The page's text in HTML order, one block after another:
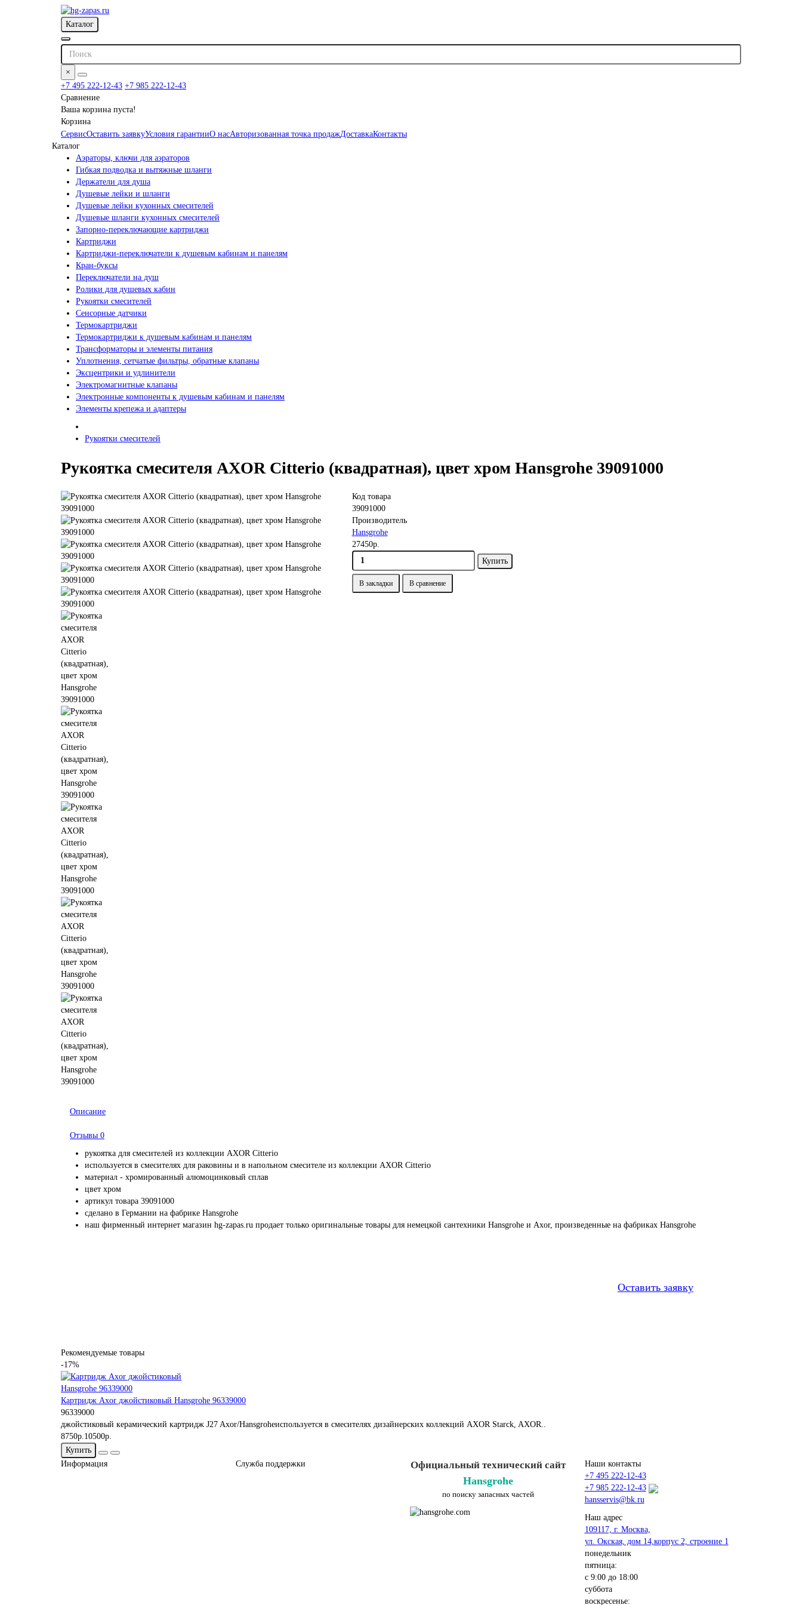
Каталог
×
+7 495 222-12-43 +7 985 222-12-43
Сравнение
Ваша корзина пуста!
Корзина
СервисОставить заявкуУсловия гарантииО насАвторизованная точка продажДоставкаКонтакты
Каталог
Аэраторы, ключи для аэраторов
Гибкая подводка и вытяжные шланги
Держатели для душа
Душевые лейки и шланги
Душевые лейки кухонных смесителей
Душевые шланги кухонных смесителей
Запорно-переключающие картриджи
Картриджи
Картриджи-переключатели к душевым кабинам и панелям
Кран-буксы
Переключатели на душ
Ролики для душевых кабин
Рукоятки смесителей
Сенсорные датчики
Термокартриджи
Термокартриджи к душевым кабинам и панелям
Трансформаторы и элементы питания
Уплотнения, сетчатые фильтры, обратные клапаны
Эксцентрики и удлинители
Электромагнитные клапаны
Электронные компоненты к душевым кабинам и панелям
Элементы крепежа и адаптеры
Рукоятки смесителей
Рукоятка смесителя AXOR Citterio (квадратная), цвет хром Hansgrohe 39091000
Код товара
39091000
Производитель
Hansgrohe
27450р.
Купить
В закладки В сравнение
Описание
Отзывы 0
рукоятка для смесителей из коллекции AXOR Citterio
используется в смесителях для раковины и в напольном смесителе из коллекции AXOR Citterio
материал - хромированный алюмоцинковый сплав
цвет хром
артикул товара 39091000
сделано в Германии на фабрике Hansgrohe
наш фирменный интернет магазин hg-zapas.ru продает только оригинальные товары для немецкой сантехники Hansgrohe и Axor, произведенные на фабриках Hansgrohe
Оставить заявку
Рекомендуемые товары
-17%
Картридж Axor джойстиковый Hansgrohe 96339000
96339000
джойстиковый керамический картридж J27 Axor/Hansgroheиспользуется в смесителях дизайнерских коллекций AXOR Starck, AXOR..
8750р.10500р.
Купить
Информация
Служба поддержки Официальный технический сайт
Hansgrohe
по поиску запасных частей
Наши контакты
+7 495 222-12-43
+7 985 222-12-43
hansservis@bk.ru
Наш адрес
109117, г. Москва,
ул. Окская, дом 14,корпус 2, строение 1
понедельник
пятница:
с 9:00 до 18:00
суббота
воскресенье: